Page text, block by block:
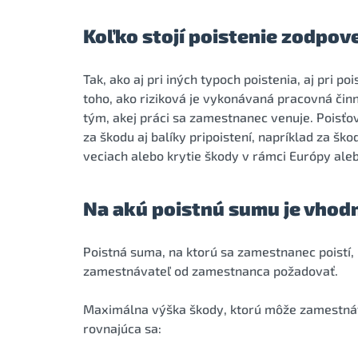
Koľko stojí poistenie
Tak, ako aj pri iných typoch poistenia, aj pri
toho, ako riziková je vykonávaná pracovná
tým, akej práci sa zamestnanec venuje.
za škodu aj balíky pripoistení, napríklad za
veciach alebo krytie škody v rámci Európy
Na akú poistnú sumu je
Poistná suma, na ktorú sa zamestnanec
zamestnávateľ od zamestnanca požadovať.
Maximálna výška škody, ktorú môže
rovnajúca sa: